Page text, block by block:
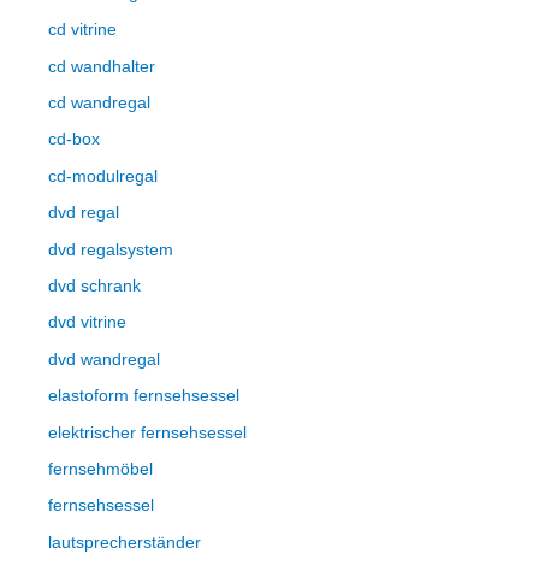
cd vitrine
cd wandhalter
cd wandregal
cd-box
cd-modulregal
dvd regal
dvd regalsystem
dvd schrank
dvd vitrine
dvd wandregal
elastoform fernsehsessel
elektrischer fernsehsessel
fernsehmöbel
fernsehsessel
lautsprecherständer